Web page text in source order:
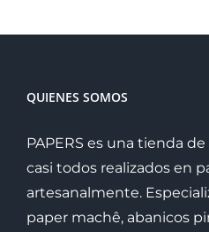
QUIENES SOMOS
PAPERS es una tienda
casi todos realizados en
artesanalmente.
paper machê, abanicos